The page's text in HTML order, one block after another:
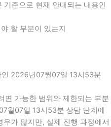
준으로 현재 안내되는 내용인
할 부분이 있는지
2026년07월07일 13시53분
면 가능한 범위와 제한되는 부분
월07일 13시53분 상담 단계에
가 많지만, 실제 진행 과정에서